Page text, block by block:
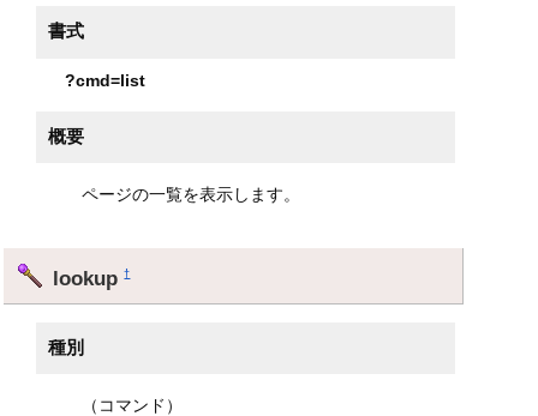
書式
?cmd=list
概要
ページの一覧を表示します。
lookup†
種別
（コマンド）